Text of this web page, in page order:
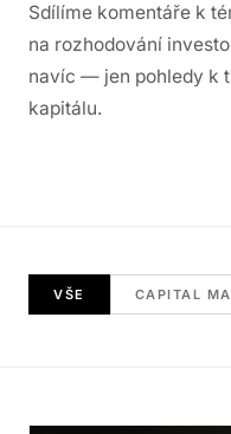
Sdílíme komentáře k
na rozhodování
navíc — jen pohledy k
kapitálu.
VŠE CAPITAL